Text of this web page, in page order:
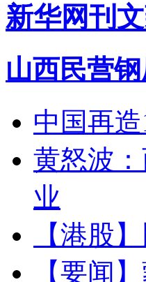
新华网刊
山西民营
中国再
黄怒波
业
【港股】
【要闻】